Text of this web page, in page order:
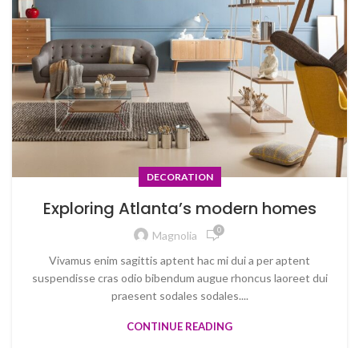
DECORATION
Exploring Atlanta’s modern homes
Magnolia 0
Vivamus enim sagittis aptent hac mi dui a per aptent
suspendisse cras odio bibendum augue rhoncus laoreet dui
praesent sodales sodales....
CONTINUE READING